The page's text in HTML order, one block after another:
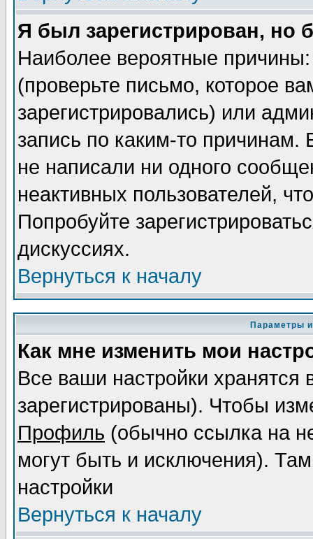
Я был зарегистрирован, но
Наиболее вероятные
(проверьте письмо, которое
зарегистрировались) или
запись по каким-то
не написали ни одного
неактивных пользователей,
Попробуйте
дискуссиях.
Вернуться к началу
Параметры
Как мне изменить мои
Все ваши настройки
зарегистрированы). Чтобы
Профиль (обычно ссылка на
могут быть и исключения).
настройки
Вернуться к началу